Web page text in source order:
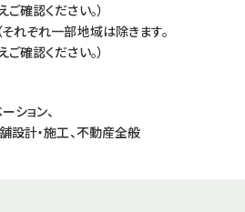
確認ください。）
れぞれ一部地域は除きます。
確認ください。）
ション、
設計・施工、不動産全般